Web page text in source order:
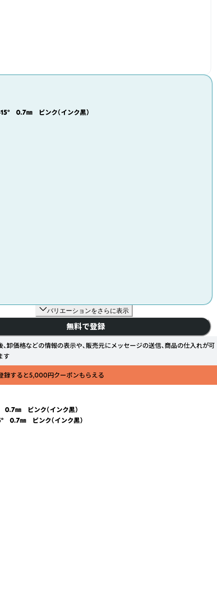
0.7㎜ ピンク（インク黒）
バリエーションをさらに表示
無料で登録
、卸価格などの情報の表示や、販売元にメッセージの送信、商品の仕入れが可
す
登録すると5,000円クーポンもらえる
0.7㎜ ピンク（インク黒）
0.7㎜ ピンク（インク黒）